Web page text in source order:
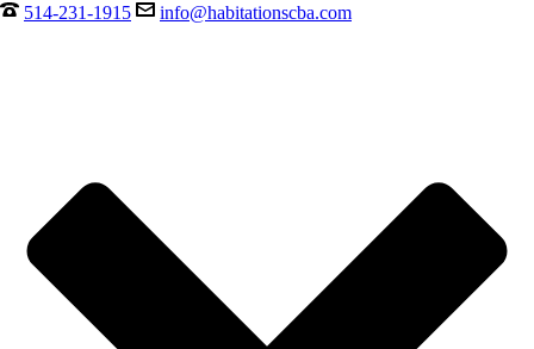
514-231-1915 info@habitationscba.com